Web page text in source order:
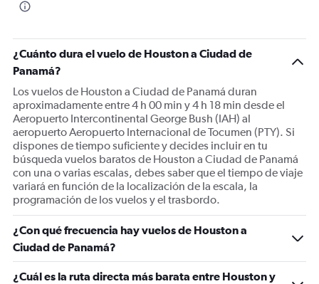
¿Cuánto dura el vuelo de Houston a Ciudad de
Panamá?
Los vuelos de Houston a Ciudad de Panamá duran
aproximadamente entre 4 h 00 min y 4 h 18 min desde el
Aeropuerto Intercontinental George Bush (IAH) al
aeropuerto Aeropuerto Internacional de Tocumen (PTY). Si
dispones de tiempo suficiente y decides incluir en tu
búsqueda vuelos baratos de Houston a Ciudad de Panamá
con una o varias escalas, debes saber que el tiempo de viaje
variará en función de la localización de la escala, la
programación de los vuelos y el trasbordo.
¿Con qué frecuencia hay vuelos de Houston a
Ciudad de Panamá?
¿Cuál es la ruta directa más barata entre Houston y